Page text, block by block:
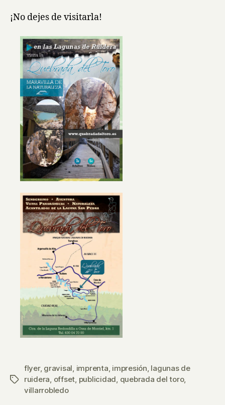
¡No dejes de visitarla!
Etiquetas
flyer, gravisal, imprenta, impresión, lagunas de
ruidera, offset, publicidad, quebrada del toro,
villarrobledo